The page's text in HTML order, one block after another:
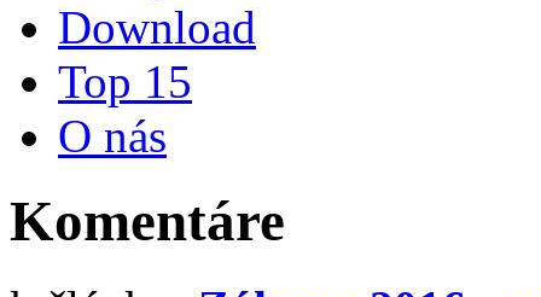
Download
Top 15
O nás
Komentáre